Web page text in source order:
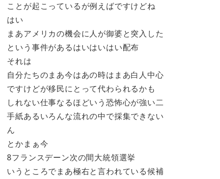
ことが起こっているが例えばですけどね
はい
まあアメリカの機会に人が御婆と突入した
という事件があるはいはいはい配布
それは
自分たちのまあ今はあの時はまあ白人中心
ですけどが移民にとって代わられるかも
しれない仕事なるほどいう恐怖心が強い二
手紙あるいろんな流れの中で採集できない
ん
とかまぁ今
8フランスデーン次の間大統領選挙
いうところでまあ極右と言われている候補